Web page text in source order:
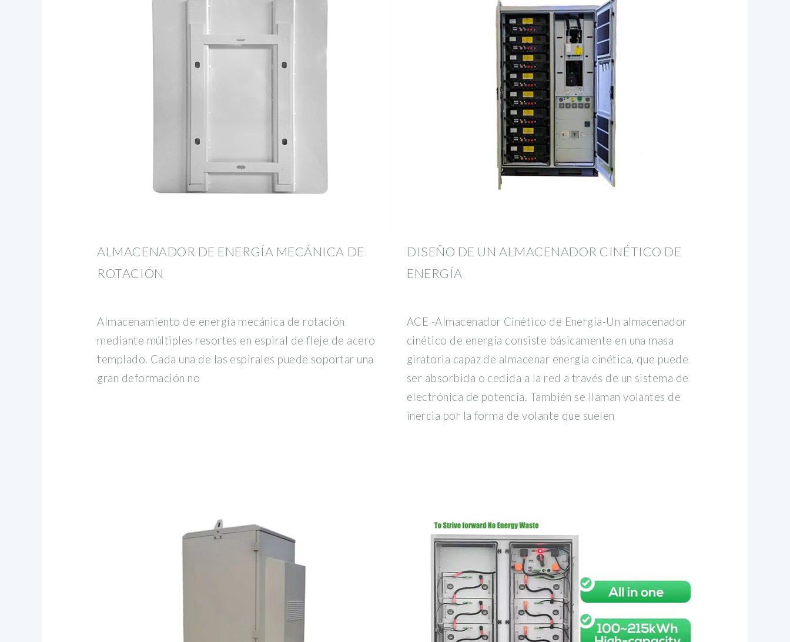
ALMACENADOR DE ENERGÍA MECÁNICA DE
ROTACIÓN
Almacenamiento de energía mecánica de rotación
mediante múltiples resortes en espiral de fleje de acero
templado. Cada una de las espirales puede soportar una
gran deformación no
DISEÑO DE UN ALMACENADOR CINÉTICO DE
ENERGÍA
ACE -Almacenador Cinético de Energía-Un almacenador
cinético de energía consiste básicamente en una masa
giratoria capaz de almacenar energía cinética, que puede
ser absorbida o cedida a la red a través de un sistema de
electrónica de potencia. También se llaman volantes de
inercia por la forma de volante que suelen